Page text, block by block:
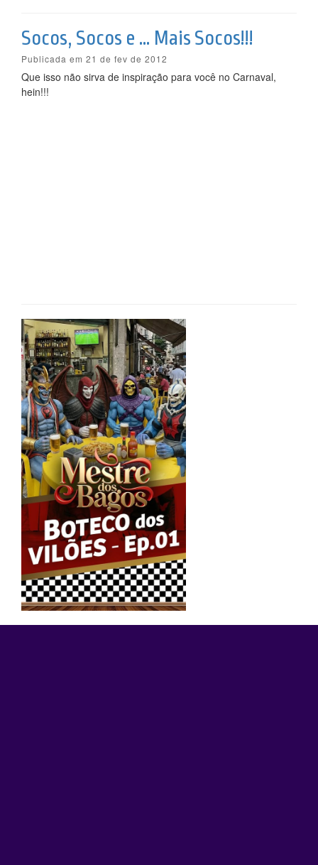
Socos, Socos e … Mais Socos!!!
Publicada em 21 de fev de 2012
Que isso não sirva de inspiração para você no Carnaval,
hein!!!